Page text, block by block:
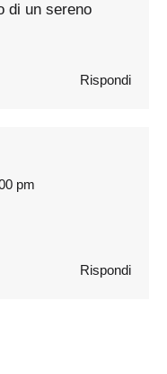
di un sereno
Rispondi
pm
Rispondi